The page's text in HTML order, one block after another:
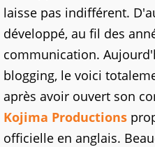
laisse pas indifférent.
développé, au fil des
communication.
blogging, le voici
après avoir ouvert son
Kojima Productions
officielle en anglais.